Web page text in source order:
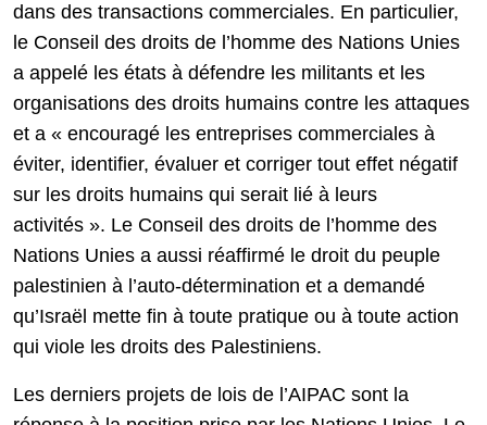
dans des transactions commerciales. En particulier,
le Conseil des droits de l’homme des Nations Unies
a appelé les états à défendre les militants et les
organisations des droits humains contre les attaques
et a « encouragé les entreprises commerciales à
éviter, identifier, évaluer et corriger tout effet négatif
sur les droits humains qui serait lié à leurs
activités ». Le Conseil des droits de l’homme des
Nations Unies a aussi réaffirmé le droit du peuple
palestinien à l’auto-détermination et a demandé
qu’Israël mette fin à toute pratique ou à toute action
qui viole les droits des Palestiniens.
Les derniers projets de lois de l’AIPAC sont la